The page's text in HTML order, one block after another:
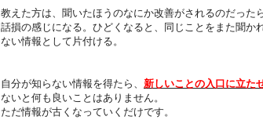
教えた方は、聞いたほうのなにか改善がされるのだった
話損の感じになる。ひどくなると、同じことをまた聞か
ない情報として片付ける。
自分が知らない情報を得たら、 新しいことの入口に立た
ないと何も良いことはありません。
ただ情報が古くなっていくだけです。